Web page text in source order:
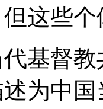
这些
基督
为中